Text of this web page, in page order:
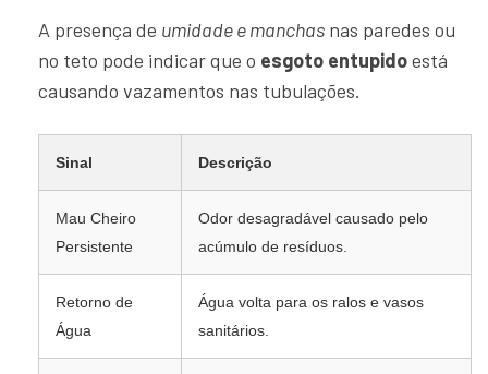
A presença de umidade e manchas nas paredes ou
no teto pode indicar que o esgoto entupidoestá
causando vazamentos nas tubulações.
Sinal Descrição
Mau Cheiro
Persistente
Odor desagradável causado pelo
acúmulo de resíduos.
Retorno de
Água
Água volta para os ralos e vasos
sanitários.